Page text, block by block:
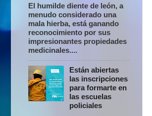
El humilde diente de león, a
menudo considerado una
mala hierba, está ganando
reconocimiento por sus
impresionantes propiedades
medicinales....
Están abiertas
las inscripciones
para formarte en
las escuelas
policiales